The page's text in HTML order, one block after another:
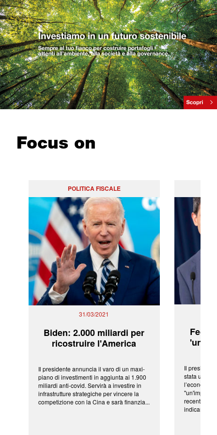
Focus on
POLITICA FISCALE
31/03/2021
Biden: 2.000 miliardi per
ricostruire l'America
Il presidente annuncia il varo di un maxi-
piano di investimenti in aggiunta ai 1.900
miliardi anti-covid. Servirà a investire in
infrastrutture strategiche per vincere la
competizione con la Cina e sarà finanzia...
Fed:
'una
Il
stata una
l’economia
recenti
indicano